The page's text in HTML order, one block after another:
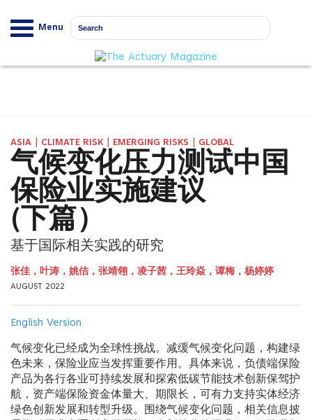
Menu
ASIA CLIMATE RISK EMERGING RISKS GLOBAL
气候变化压力测试中国
保险业实施建议
(下篇）
基于国际相关实践的研究
张佳，叶涛，姚佶，张靖翎，凌子茜，王玲焱，谭梅，杨婷婷
AUGUST 2022
English Version
气候变化已经成为全球性挑战。减缓气候变化问题，构建绿
色未来，保险业应当发挥重要作用。具体来说，负债端保险
产品为各行各业可持续发展和探索低碳节能技术创新保驾护
航，资产端保险资金体量大、期限长，可有力支持实体经济
绿色创新发展和转型升级。围绕气候变化问题，相关信息披